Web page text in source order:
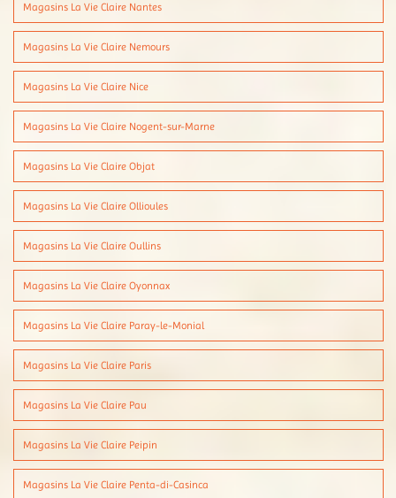
Magasins La Vie Claire Nantes
Magasins La Vie Claire Nemours
Magasins La Vie Claire Nice
Magasins La Vie Claire Nogent-sur-Marne
Magasins La Vie Claire Objat
Magasins La Vie Claire Ollioules
Magasins La Vie Claire Oullins
Magasins La Vie Claire Oyonnax
Magasins La Vie Claire Paray-le-Monial
Magasins La Vie Claire Paris
Magasins La Vie Claire Pau
Magasins La Vie Claire Peipin
Magasins La Vie Claire Penta-di-Casinca